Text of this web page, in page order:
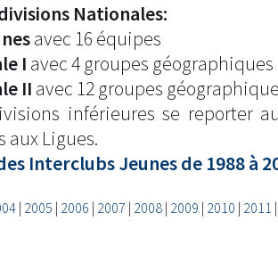
Nationales:
avec 16 équipes
I avec 4 groupes
II avec 12 groupes
inférieures se reporter
aux Ligues.
Interclubs Jeunes de 1988 à
| 2005 | 2006 | 2007 | 2008| 2009 | 2010 | 2011